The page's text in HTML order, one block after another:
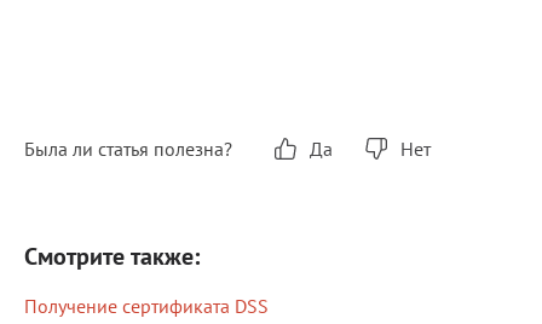
Была ли статья полезна? Да Нет
Смотрите также:
Получение сертификата DSS